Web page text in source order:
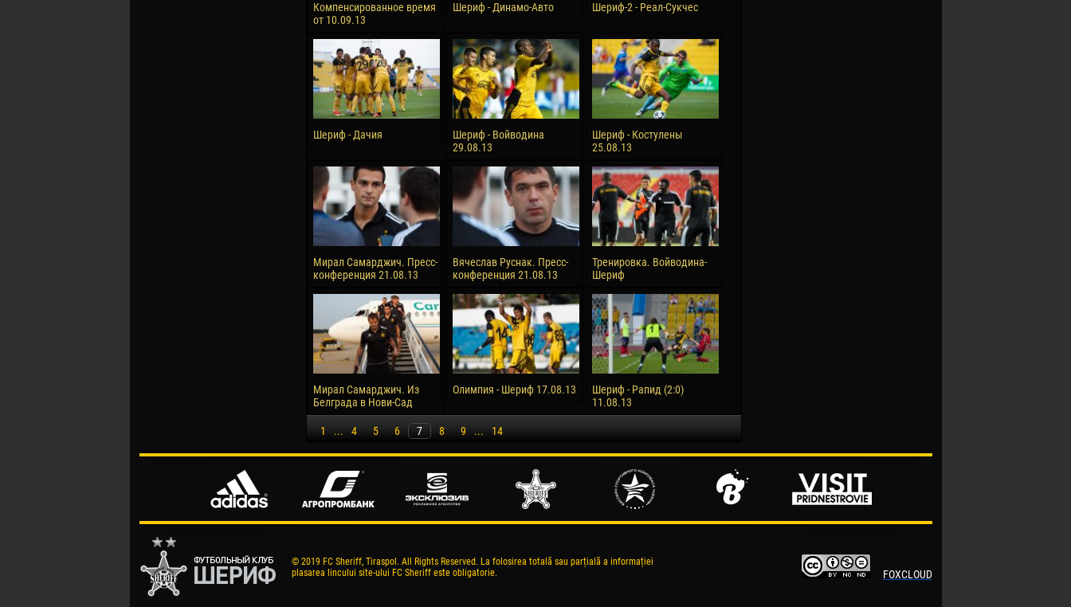
Компенсированное время
от 10.09.13
Шериф - Динамо-Авто Шериф-2 - Реал-Сукчес
Шериф - Дачия
Шериф - Войводина
29.08.13
Шериф - Костулены
25.08.13
Мирал Самарджич. Пресс-
конференция 21.08.13
Вячеслав Руснак. Пресс-
конференция 21.08.13
Тренировка. Войводина-
Шериф
Мирал Самарджич. Из
Белграда в Нови-Сад
Олимпия - Шериф 17.08.13
Шериф - Рапид (2:0)
11.08.13
1 ... 4 5 6 7 8 9 ... 14
© 2019 FC Sheriff, Tiraspol. All Rights Reserved. La folosirea totală sau parțială a informației
plasarea lincului site-ului FC Sheriff este obligatorie.
FOXCLOUD